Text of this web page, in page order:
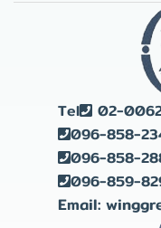
Tel
02-
096-858-
096-858-
096-859-
Email: